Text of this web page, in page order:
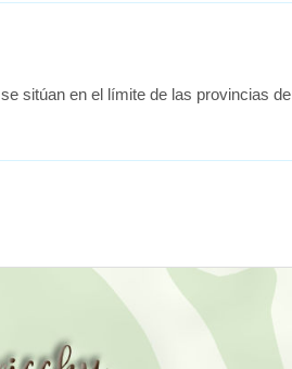
sitúan en el límite de las provincias de